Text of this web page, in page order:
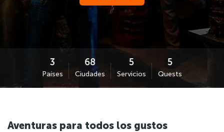
Países Ciudades Servicios Quests
Aventuras para todos los gustos